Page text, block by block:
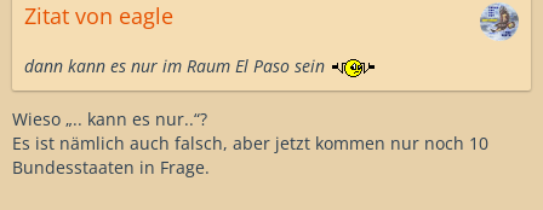
Zitat von eagle
dann kann es nur im Raum El Paso sein
Wieso „.. kann es nur..“?
Es ist nämlich auch falsch, aber jetzt kommen nur noch 10
Bundesstaaten in Frage.